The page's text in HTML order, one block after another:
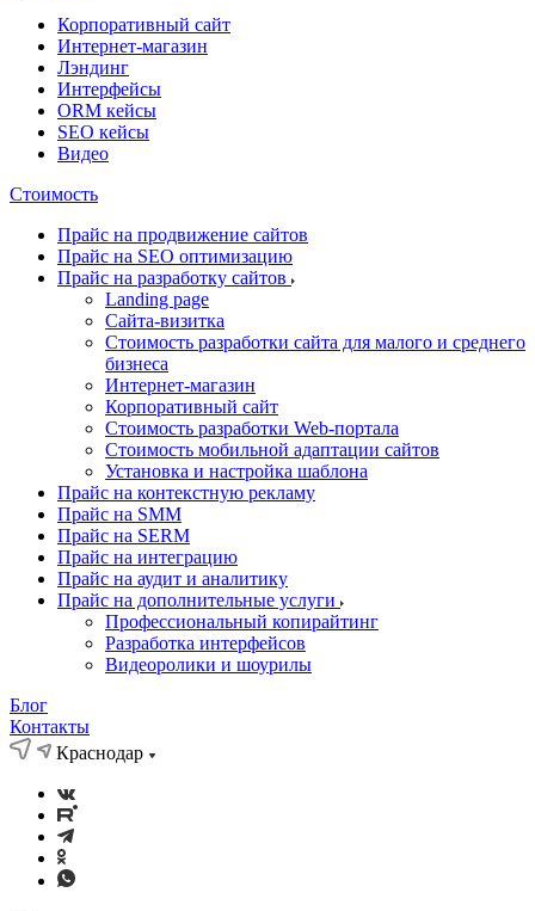
Корпоративный сайт
Интернет-магазин
Лэндинг
Интерфейсы
ORM кейсы
SEO кейсы
Видео
Стоимость
Прайс на продвижение сайтов
Прайс на SEO оптимизацию
Прайс на разработку сайтов
Landing page
Cайта-визитка
Стоимость разработки сайта для малого и среднего
бизнеса
Интернет-магазин
Корпоративный сайт
Стоимость разработки Web-портала
Стоимость мобильной адаптации сайтов
Установка и настройка шаблона
Прайс на контекстную рекламу
Прайс на SMM
Прайс на SERM
Прайс на интеграцию
Прайс на аудит и аналитику
Прайс на дополнительные услуги
Профессиональный копирайтинг
Разработка интерфейсов
Видеоролики и шоурилы
Блог
Контакты
Краснодар